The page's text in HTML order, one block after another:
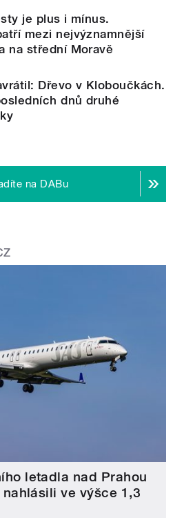
je plus i mínus.
mezi nejvýznamnější
na střední Moravě
Dřevo v Kloboučkách.
dnů druhé
na DABu
letadla nad Prahou
ve výšce 1,3